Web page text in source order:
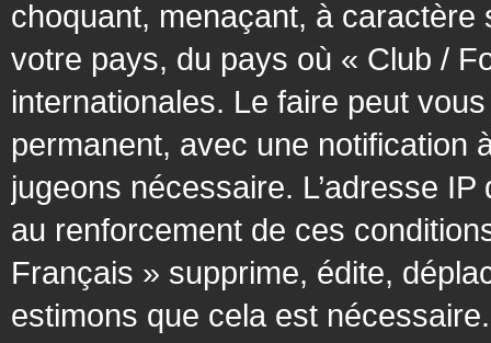
choquant, menaçant, à
votre pays, du pays où « Club /
internationales. Le faire peut
permanent, avec une notification
jugeons nécessaire. L’adresse
au renforcement de ces
Français » supprime, édite,
estimons que cela est